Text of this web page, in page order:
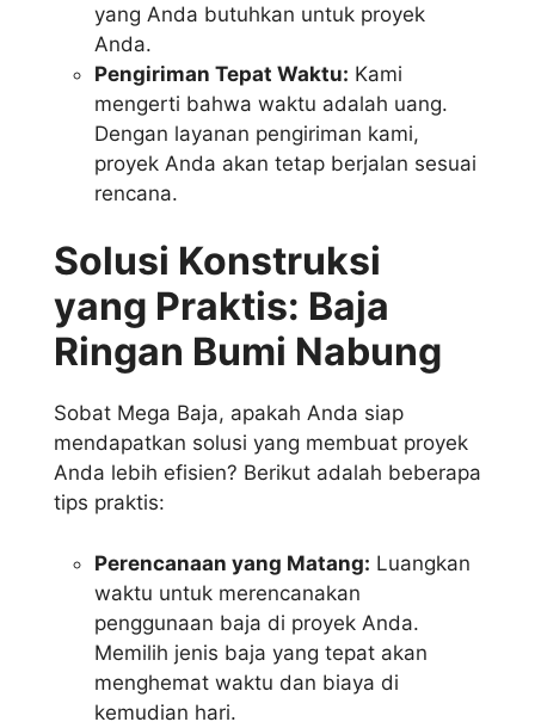
yang Anda butuhkan untuk proyek
Anda.
Pengiriman Tepat Waktu: Kami
mengerti bahwa waktu adalah uang.
Dengan layanan pengiriman kami,
proyek Anda akan tetap berjalan sesuai
rencana.
Solusi Konstruksi
yang Praktis: Baja
Ringan Bumi Nabung
Sobat Mega Baja, apakah Anda siap
mendapatkan solusi yang membuat proyek
Anda lebih efisien? Berikut adalah beberapa
tips praktis:
Perencanaan yang Matang: Luangkan
waktu untuk merencanakan
penggunaan baja di proyek Anda.
Memilih jenis baja yang tepat akan
menghemat waktu dan biaya di
kemudian hari.